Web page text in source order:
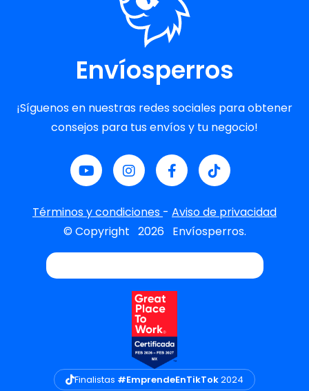
Envíosperros
¡Síguenos en nuestras redes sociales para obtener
consejos para tus envíos y tu negocio!
Términos y condiciones - Aviso de privacidad
© Copyright 2026 Envíosperros.
Finalistas #EmprendeEnTikTok2024